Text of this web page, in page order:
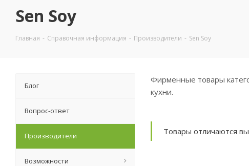
Sen Soy
Главная - Справочная информация - Производители - Sen Soy
Фирменные товары
кухни.
Товары отличаются
Блог
Вопрос-ответ
Производители
Возможности